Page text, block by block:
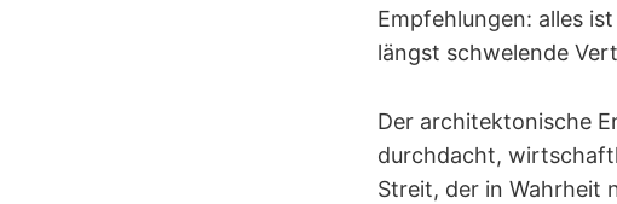
Empfehlungen: alles
längst schwelende
Der architektonische
durchdacht,
Streit, der in Wahrheit